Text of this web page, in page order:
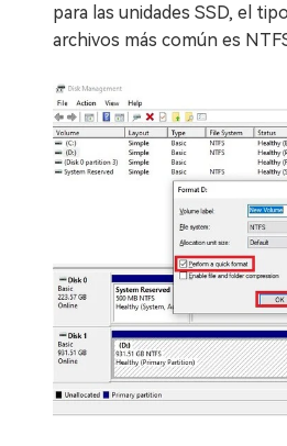
para las unidades SSD, el
archivos más común es